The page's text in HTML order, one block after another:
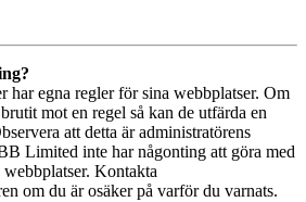
har egna regler för sina webbplatser. Om
mot en regel så kan de utfärda en
att detta är administratörens
Limited inte har någonting att göra med
Kontakta
om du är osäker på varför du varnats.